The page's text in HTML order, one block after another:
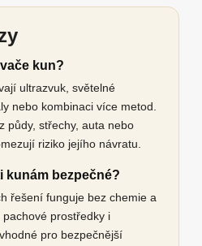
kun?
ultrazvuk, světelné
nebo kombinaci více metod.
půdy, střechy, auta nebo
riziko jejího návratu.
bezpečné?
řešení funguje bez chemie a
prostředky i
pro bezpečnější